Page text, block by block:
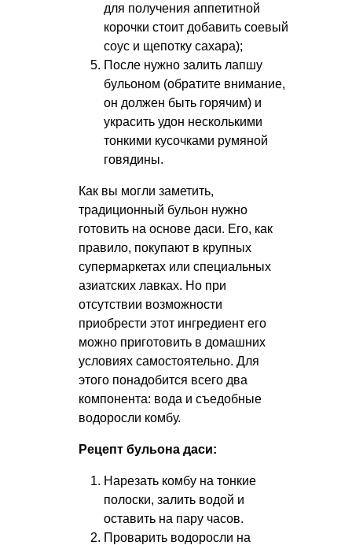
для получения аппетитной
корочки стоит добавить соевый
соус и щепотку сахара);
После нужно залить лапшу
бульоном (обратите внимание,
он должен быть горячим) и
украсить удон несколькими
тонкими кусочками румяной
говядины.
Как вы могли заметить,
традиционный бульон нужно
готовить на основе даси. Его, как
правило, покупают в крупных
супермаркетах или специальных
азиатских лавках. Но при
отсутствии возможности
приобрести этот ингредиент его
можно приготовить в домашних
условиях самостоятельно. Для
этого понадобится всего два
компонента: вода и съедобные
водоросли комбу.
Рецепт бульона даси:
Нарезать комбу на тонкие
полоски, залить водой и
оставить на пару часов.
Проварить водоросли на